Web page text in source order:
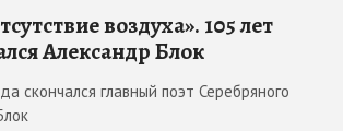
воздуха». 105 лет
Александр Блок
скончался главный поэт Серебряного